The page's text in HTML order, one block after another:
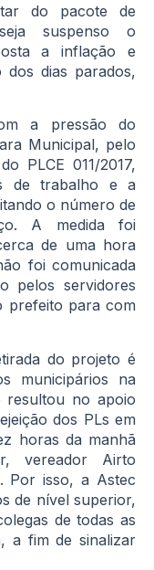
do pacote de
suspenso o
a inflação e
dos dias parados,
a pressão do
Municipal, pelo
PLCE 011/2017,
de trabalho e a
o número de
A medida foi
de uma hora
foi comunicada
pelos servidores
prefeito para com
do projeto é
municipários na
resultou no apoio
dos PLs em
horas da manhã
vereador Airto
Por isso, a Astec
de nível superior,
de todas as
a fim de sinalizar